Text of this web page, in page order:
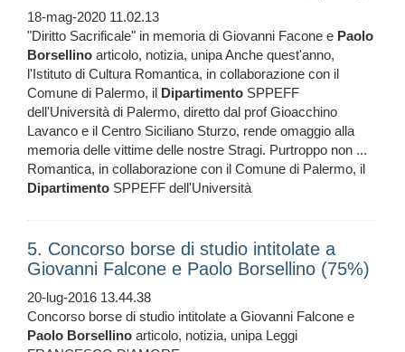
18-mag-2020 11.02.13
"Diritto Sacrificale" in memoria di Giovanni Facone e Paolo
Borsellino articolo, notizia, unipa Anche quest'anno,
l'Istituto di Cultura Romantica, in collaborazione con il
Comune di Palermo, il Dipartimento SPPEFF
dell'Università di Palermo, diretto dal prof Gioacchino
Lavanco e il Centro Siciliano Sturzo, rende omaggio alla
memoria delle vittime delle nostre Stragi. Purtroppo non ...
Romantica, in collaborazione con il Comune di Palermo, il
Dipartimento SPPEFF dell'Università
5. Concorso borse di studio intitolate a
Giovanni Falcone e Paolo Borsellino (75%)
20-lug-2016 13.44.38
Concorso borse di studio intitolate a Giovanni Falcone e
Paolo Borsellino articolo, notizia, unipa Leggi